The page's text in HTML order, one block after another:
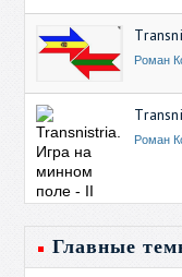
Роман
Роман
Главные